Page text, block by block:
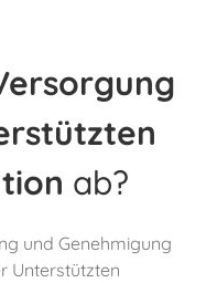
ab?
und Genehmigung
Unterstützten